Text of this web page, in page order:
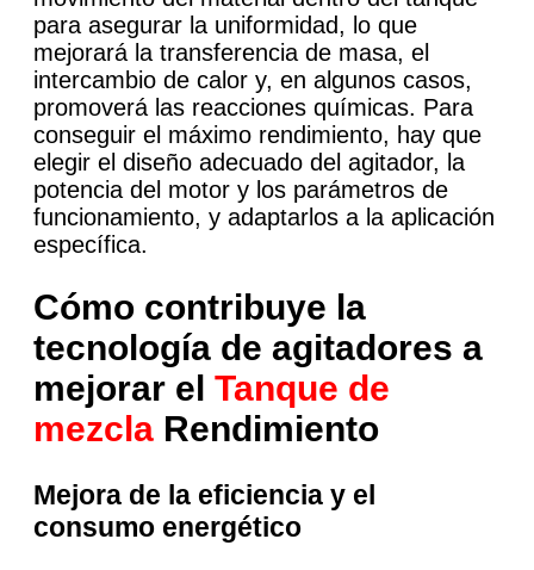
para asegurar la uniformidad, lo que
mejorará la transferencia de masa, el
intercambio de calor y, en algunos casos,
promoverá las reacciones químicas. Para
conseguir el máximo rendimiento, hay que
elegir el diseño adecuado del agitador, la
potencia del motor y los parámetros de
funcionamiento, y adaptarlos a la aplicación
específica.
Cómo contribuye la
tecnología de agitadores a
mejorar el Tanque de
mezcla Rendimiento
Mejora de la eficiencia y el
consumo energético